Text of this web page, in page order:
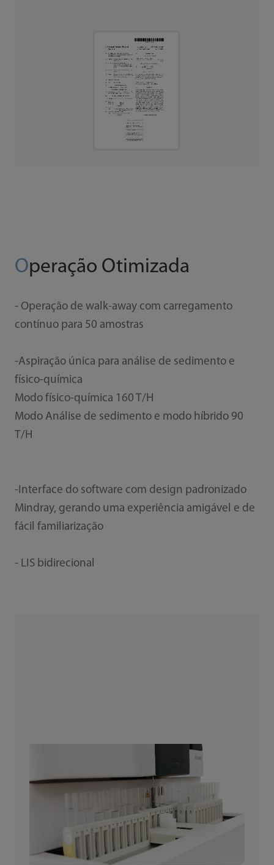
Operação Otimizada
- Operação de walk-away com carregamento
contínuo para 50 amostras
-Aspiração única para análise de sedimento e
físico-química
Modo físico-química 160 T/H
Modo Análise de sedimento e modo híbrido 90
T/H
-Interface do software com design padronizado
Mindray, gerando uma experiência amigável e de
fácil familiarização
- LIS bidirecional